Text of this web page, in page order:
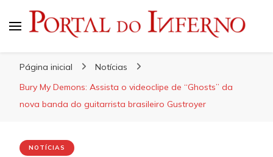
Página inicial
Notícias
Bury My Demons: Assista o videoclipe de “Ghosts” da
nova banda do guitarrista brasileiro Gustroyer
NOTÍCIAS